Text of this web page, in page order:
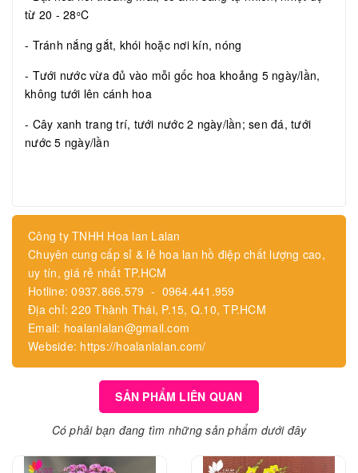
từ 20 - 28oC
- Tránh nắng gắt, khói hoặc nơi kín, nóng
- Tưới nước vừa đủ vào mỗi gốc hoa khoảng 5 ngày/lần,
không tưới lên cánh hoa
- Cây xanh trang trí, tưới nước 2 ngày/lần; sen đá, tưới
nước 5 ngày/lần
Công ty TNHH Hoa lan Lalan
Chuyên cung cấp sỉ & lẻ hoa lan hồ điệp chất lượng cao,
uy tín, giá rẻ nhất TP.HCM
Hotline: 0937.866.579 - 0964.441.959
Địa chỉ: 220 Thành Thái, P.15, Q.10, TP.HCM
Email: hoalanlalan@gmail.com
Webside: https://hoalanlalan.com/
SẢN PHẨM LIÊN QUAN
Có phải bạn đang tìm những sản phẩm dưới đây